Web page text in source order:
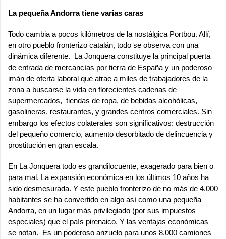
La pequeña Andorra tiene varias caras
Todo cambia a pocos kilómetros de la nostálgica Portbou. Allí,
en otro pueblo fronterizo catalán, todo se observa con una
dinámica diferente. La Jonquera constituye la principal puerta
de entrada de mercancías por tierra de España y un poderoso
imán de oferta laboral que atrae a miles de trabajadores de la
zona a buscarse la vida en florecientes cadenas de
supermercados, tiendas de ropa, de bebidas alcohólicas,
gasolineras, restaurantes, y grandes centros comerciales. Sin
embargo los efectos colaterales son significativos: destrucción
del pequeño comercio, aumento desorbitado de delincuencia y
prostitución en gran escala.
En La Jonquera todo es grandilocuente, exagerado para bien o
para mal. La expansión económica en los últimos 10 años ha
sido desmesurada. Y este pueblo fronterizo de no más de 4.000
habitantes se ha convertido en algo así como una pequeña
Andorra, en un lugar más privilegiado (por sus impuestos
especiales) que el país pirenaico. Y las ventajas económicas
se notan. Es un poderoso anzuelo para unos 8.000 camiones